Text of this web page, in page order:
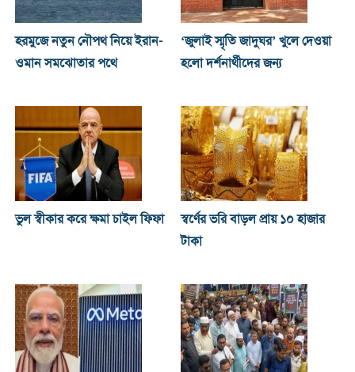
হরমুজে নতুন নৌপথ নিয়ে ইরান-
ওমান সমঝোতার পথে
‘জুলাই স্মৃতি জাদুঘর’ খুলে দেওয়া
হলো দর্শনার্থীদের জন্য
ভুল স্বীকার করে ক্ষমা চাইল ফিফা
স্বর্ণের ভরি বাড়ল প্রায় ১০ হাজার
টাকা